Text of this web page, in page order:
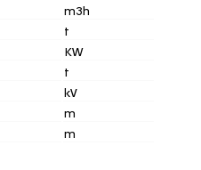
m3h
t
KW
t
kV
m
m